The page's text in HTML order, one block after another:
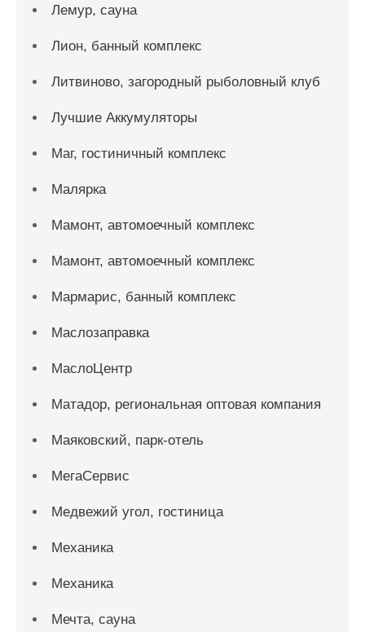
Лемур, сауна
Лион, банный комплекс
Литвиново, загородный рыболовный клуб
Лучшие Аккумуляторы
Маг, гостиничный комплекс
Малярка
Мамонт, автомоечный комплекс
Мамонт, автомоечный комплекс
Мармарис, банный комплекс
Маслозаправка
МаслоЦентр
Матадор, региональная оптовая компания
Маяковский, парк-отель
МегаСервис
Медвежий угол, гостиница
Механика
Механика
Мечта, сауна